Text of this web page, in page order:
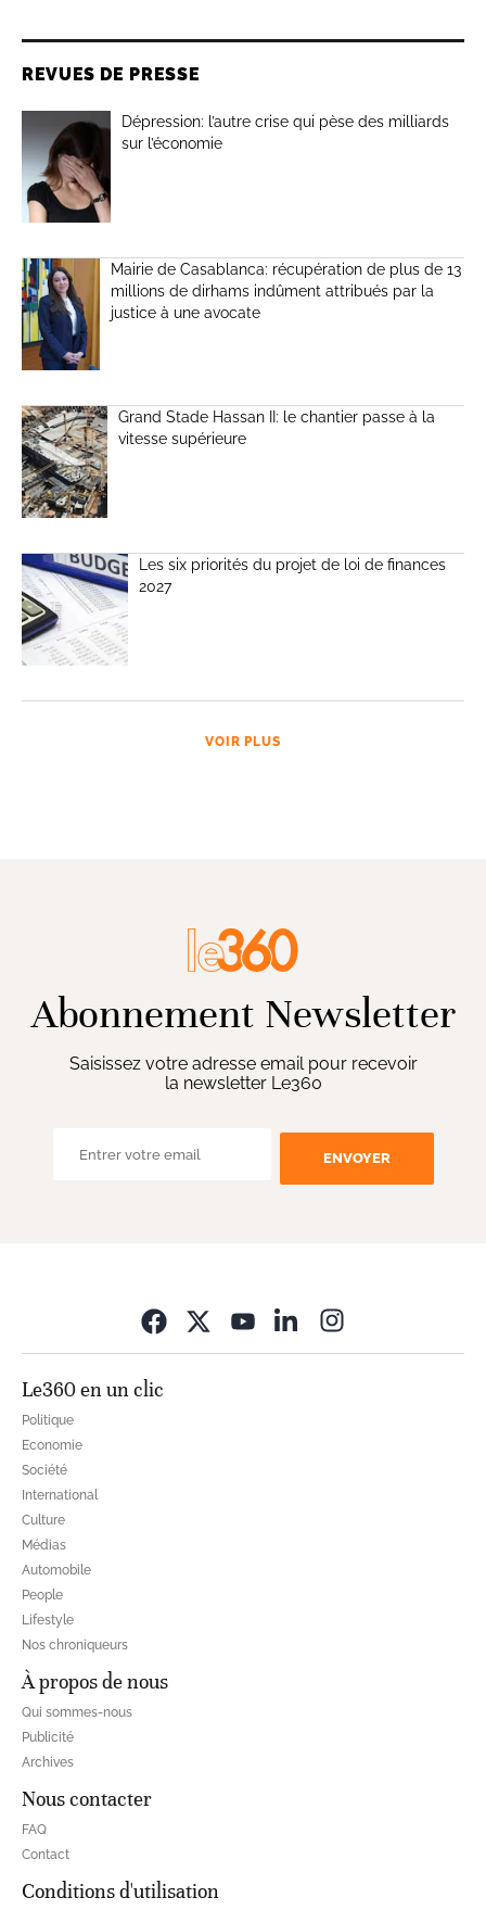
REVUES DE PRESSE
Dépression: l’autre crise qui pèse des milliards
sur l’économie
Mairie de Casablanca: récupération de plus de 13
millions de dirhams indûment attribués par la
justice à une avocate
Grand Stade Hassan II: le chantier passe à la
vitesse supérieure
Les six priorités du projet de loi de finances
2027
VOIR PLUS
Abonnement Newsletter
Saisissez votre adresse email pour recevoir
la newsletter Le360
ENVOYER
Le360 en un clic
Politique
Economie
Société
International
Culture
Médias
Automobile
People
Lifestyle
Nos chroniqueurs
À propos de nous
Qui sommes-nous
Publicité
Archives
Nous contacter
FAQ
Contact
Conditions d'utilisation